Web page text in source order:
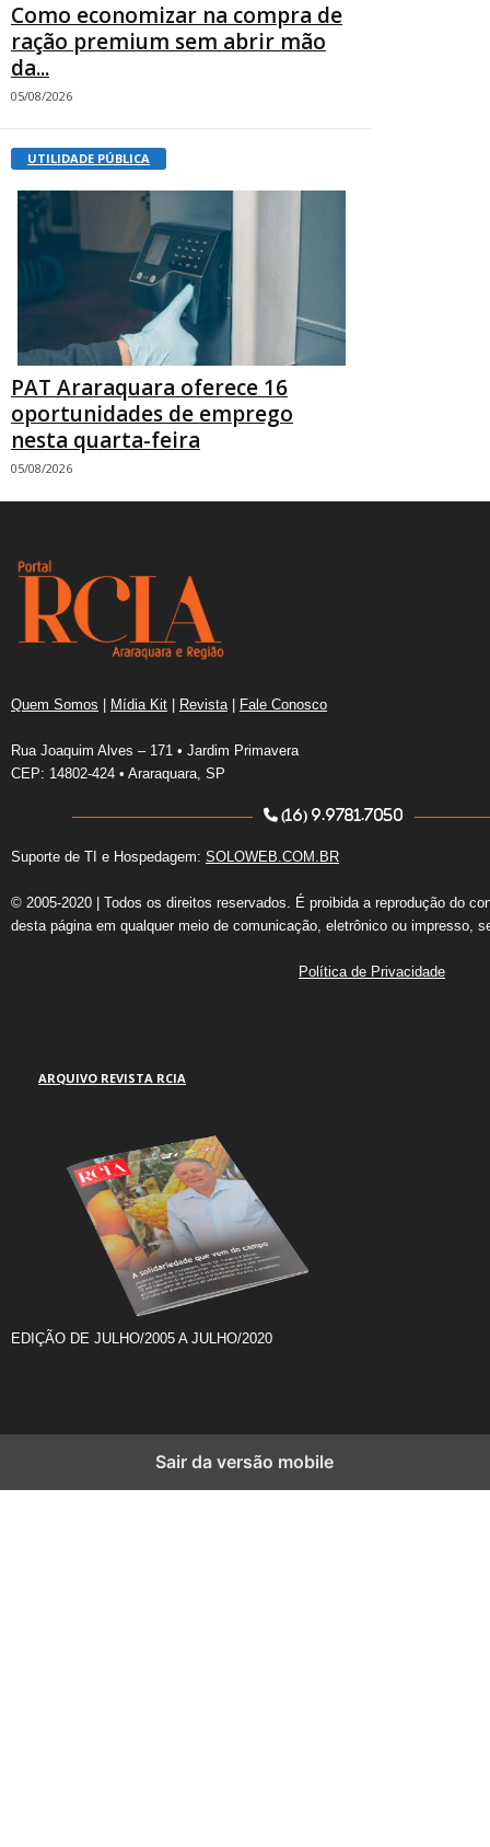
Como economizar na compra de
ração premium sem abrir mão
da...
05/08/2026
UTILIDADE PÚBLICA
PAT Araraquara oferece 16
oportunidades de emprego
nesta quarta-feira
05/08/2026
Quem Somos | Mídia Kit | Revista | Fale Conosco
Rua Joaquim Alves – 171 • Jardim Primavera
CEP: 14802-424 • Araraquara, SP
(16) 9.9781.7050
Suporte de TI e Hospedagem: SOLOWEB.COM.BR
© 2005-2020 | Todos os direitos reservados. É proibida a reprodução do
desta página em qualquer meio de comunicação, eletrônico ou impresso,
Política de Privacidade
ARQUIVO REVISTA RCIA
EDIÇÃO DE JULHO/2005 A JULHO/2020
Sair da versão mobile